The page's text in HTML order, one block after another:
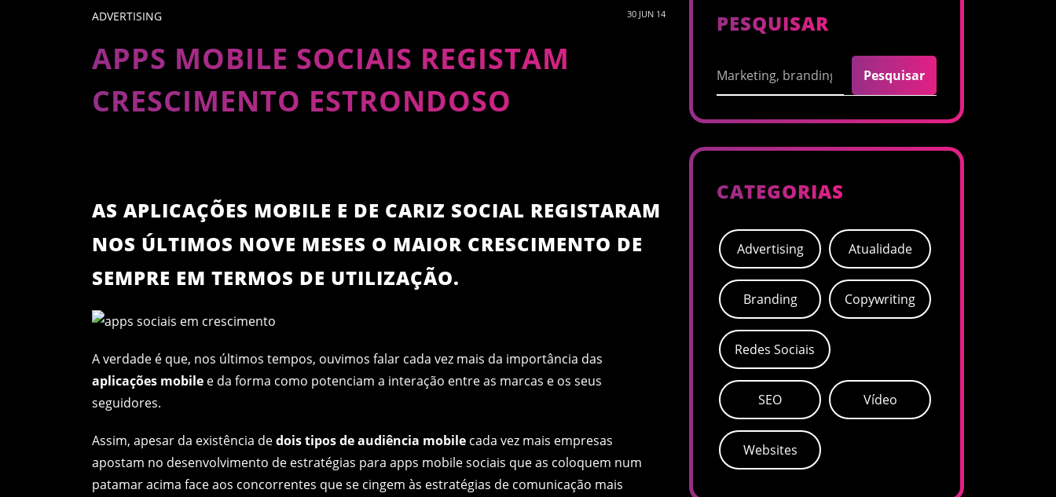
ADVERTISING 30 JUN 14
APPS MOBILE SOCIAIS REGISTAM
CRESCIMENTO ESTRONDOSO
AS APLICAÇÕES MOBILE E DE CARIZ SOCIAL REGISTARAM
NOS ÚLTIMOS NOVE MESES O MAIOR CRESCIMENTO DE
SEMPRE EM TERMOS DE UTILIZAÇÃO.
A verdade é que, nos últimos tempos, ouvimos falar cada vez mais da importância das
aplicações mobile e da forma como potenciam a interação entre as marcas e os seus
seguidores.
Assim, apesar da existência dedois tipos de audiência mobile cada vez mais empresas
apostam no desenvolvimento de estratégias para apps mobile sociais que as coloquem num
patamar acima face aos concorrentes que se cingem às estratégias de comunicação mais
PESQUISAR
Pesquisar
Pesquisar
CATEGORIAS
Advertising Atualidade
Branding Copywriting
Redes Sociais
SEO Vídeo
Websites